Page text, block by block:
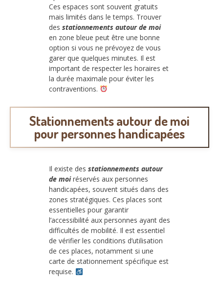
Ces espaces sont souvent gratuits
mais limités dans le temps. Trouver
des stationnements autour de moi
en zone bleue peut être une bonne
option si vous ne prévoyez de vous
garer que quelques minutes. Il est
important de respecter les horaires et
la durée maximale pour éviter les
contraventions.
Stationnements autour de moi
pour personnes handicapées
Il existe des stationnements autour
de moiréservés aux personnes
handicapées, souvent situés dans des
zones stratégiques. Ces places sont
essentielles pour garantir
l’accessibilité aux personnes ayant des
difficultés de mobilité. Il est essentiel
de vérifier les conditions d’utilisation
de ces places, notamment si une
carte de stationnement spécifique est
requise.